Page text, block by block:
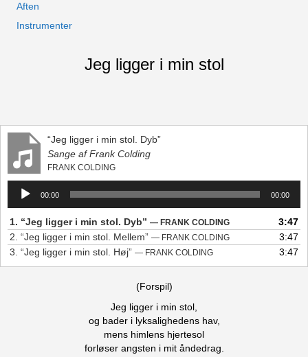
Aften
Instrumenter
Jeg ligger i min stol
“Jeg ligger i min stol. Dyb”
Sange af Frank Colding
FRANK COLDING
Lydafspiller
00:00 00:00
1. “Jeg ligger i min stol. Dyb” — FRANK COLDING
3:47
2. “Jeg ligger i min stol. Mellem” — FRANK COLDING
3:47
3. “Jeg ligger i min stol. Høj” — FRANK COLDING 3:47
(Forspil)
Jeg ligger i min stol,
og bader i lyksalighedens hav,
mens himlens hjertesol
forløser angsten i mit åndedrag.